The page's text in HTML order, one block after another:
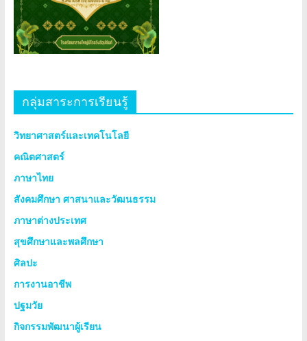
กลุ่มสาระการเรียนรู้
วิทยาศาสตร์และเทคโนโลยี
คณิตศาสตร์
ภาษาไทย
สังคมศึกษา ศาสนาและวัฒนธรรม
ภาษาต่างประเทศ
สุขศึกษาและพลศึกษา
ศิลปะ
การงานอาชีพ
ปฐมวัย
กิจกรรมพัฒนาผู้เรียน